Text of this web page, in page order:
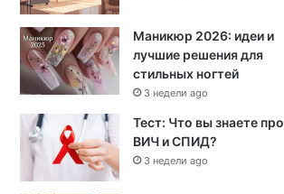
Маникюр 2026: идеи и
лучшие решения для
стильных ногтей
3 недели ago
Тест: Что вы знаете про
ВИЧ и СПИД?
3 недели ago